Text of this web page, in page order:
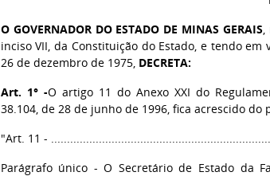
O GOVERNADOR DO ESTADO DE MINAS GERAIS,
inciso VII, da Constituição do Estado, e tendo
26 de dezembro de 1975, DECRETA:
Art. 1° -O artigo 11 do Anexo XXI do
38.104, de 28 de junho de 1996, fica acrescido
"Art. 11 - ...
Parágrafo único - O Secretário de Estado da